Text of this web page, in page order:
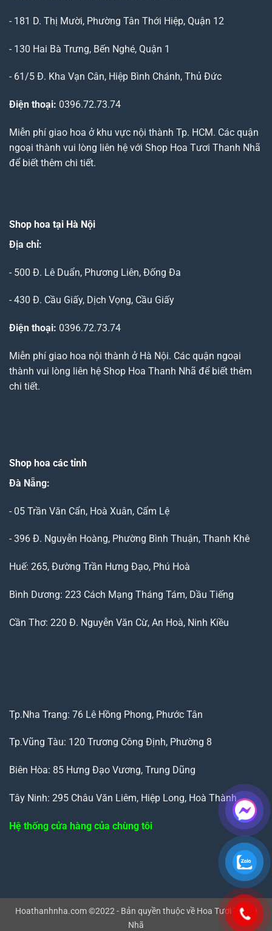
- 181 D. Thị Mười, Phường Tân Thới Hiệp, Quận 12
- 130 Hai Bà Trưng, Bến Nghé, Quận 1
- 61/5 Đ. Kha Vạn Cân, Hiệp Bình Chánh, Thủ Đức
Điện thoại: 0396.72.73.74
Miễn phí giao hoa ở khu vực nội thành Tp. HCM. Các quận
ngoại thành vui lòng liên hệ với Shop Hoa Tươi Thanh Nhã
để biết thêm chi tiết.
Shop hoa tại Hà Nội
Địa chỉ:
- 500 Đ. Lê Duẩn, Phương Liên, Đống Đa
- 430 Đ. Cầu Giấy, Dịch Vọng, Cầu Giấy
Điện thoại: 0396.72.73.74
Miễn phí giao hoa nội thành ở Hà Nội. Các quận ngoại
thành vui lòng liên hệ Shop Hoa Thanh Nhã để biết thêm
chi tiết.
Shop hoa các tỉnh
Đà Nẵng:
- 05 Trần Văn Cẩn, Hoà Xuân, Cẩm Lệ
- 396 Đ. Nguyễn Hoàng, Phường Bình Thuận, Thanh Khê
Huế: 265, Đường Trần Hưng Đạo, Phú Hoà
Bình Dương: 223 Cách Mạng Tháng Tám, Dầu Tiếng
Cần Thơ: 220 Đ. Nguyễn Văn Cừ, An Hoà, Ninh Kiều
Tp.Nha Trang: 76 Lê Hồng Phong, Phước Tân
Tp.Vũng Tàu: 120 Trương Công Định, Phường 8
Biên Hòa: 85 Hưng Đạo Vương, Trung Dũng
Tây Ninh: 295 Châu Văn Liêm, Hiệp Long, Hoà Thành
Hệ thống cửa hàng của chùng tôi
Hoathanhnha.com ©2022 - Bản quyền thuộc về Hoa Tươi Thanh
Nhã